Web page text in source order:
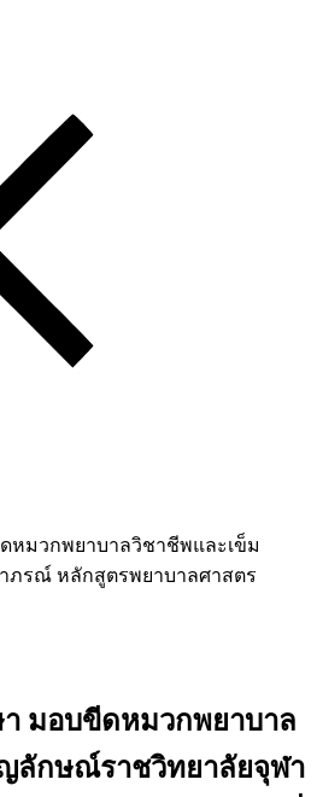
หมวกพยาบาลวิชาชีพและเข็ม
รณ์ หลักสูตรพยาบาลศาสตร
า มอบขีดหมวกพยาบาล
ลักษณ์ราชวิทยาลัยจุฬา